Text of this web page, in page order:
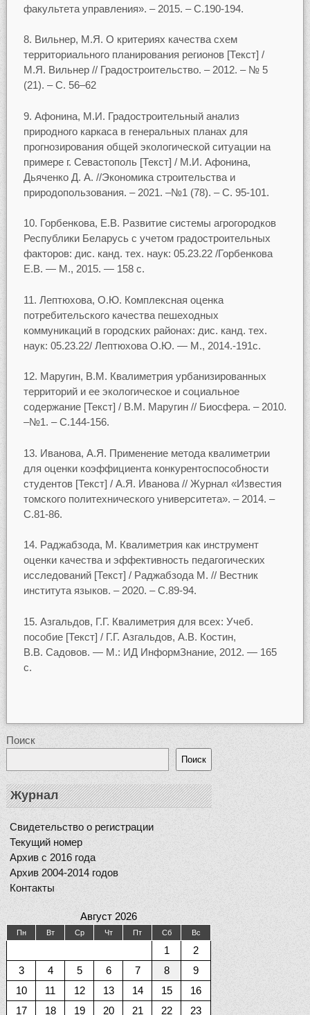
факультета управления». – 2015. – С.190-194.
8. Вильнер, М.Я. О критериях качества схем
территориального планирования регионов [Текст] /
М.Я. Вильнер // Градостроительство. – 2012. – № 5
(21). – С. 56–62
9. Афонина, М.И. Градостроительный анализ
природного каркаса в генеральных планах для
прогнозирования общей экологической ситуации на
примере г. Севастополь [Текст] / М.И. Афонина,
Дьяченко Д. А. //Экономика строительства и
природопользования. – 2021. –№1 (78). – С. 95-101.
10. Горбенкова, Е.В. Развитие системы агрогородков
Республики Беларусь с учетом градостроительных
факторов: дис. канд. тех. наук: 05.23.22 /Горбенкова
Е.В. — М., 2015. — 158 с.
11. Лептюхова, О.Ю. Комплексная оценка
потребительского качества пешеходных
коммуникаций в городских районах: дис. канд. тех.
наук: 05.23.22/ Лептюхова О.Ю. — М., 2014.-191с.
12. Маругин, В.М. Квалиметрия урбанизированных
территорий и ее экологическое и социальное
содержание [Текст] / В.М. Маругин // Биосфера. – 2010.
–№1. – С.144-156.
13. Иванова, А.Я. Применение метода квалиметрии
для оценки коэффициента конкурентоспособности
студентов [Текст] / А.Я. Иванова // Журнал «Известия
томского политехнического университета». – 2014. –
С.81-86.
14. Раджабзода, М. Квалиметрия как инструмент
оценки качества и эффективность педагогических
исследований [Текст] / Раджабзода М. // Вестник
института языков. – 2020. – С.89-94.
15. Азгальдов, Г.Г. Квалиметрия для всех: Учеб.
пособие [Текст] / Г.Г. Азгальдов, А.В. Костин,
В.В. Садовов. — М.: ИД ИнформЗнание, 2012. — 165
с.
Поиск
Поиск
Журнал
Свидетельство о регистрации
Текущий номер
Архив с 2016 года
Архив 2004-2014 годов
Контакты
Август 2026
Пн Вт Ср Чт Пт Сб Вс
1
2
3
4 5 6 7 8
9
10
11 12 13 14 15
16
17
18 19 20 21 22 23